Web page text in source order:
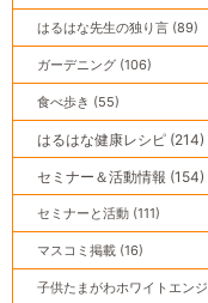
はるはな先生の独り言 (89)
ガーデニング (106)
食べ歩き (55)
はるはな健康レシピ (214)
セミナー＆活動情報 (154)
セミナーと活動 (111)
マスコミ掲載 (16)
子供たまがわホワイトエンジ